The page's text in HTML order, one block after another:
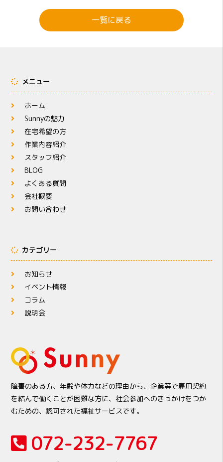
一覧に戻る
メニュー
ホーム
Sunnyの魅力
在宅希望の方
作業内容紹介
スタッフ紹介
BLOG
よくある質問
会社概要
お問い合わせ
カテゴリー
お知らせ
イベント情報
コラム
説明会
障害のある方、年齢や体力などの理由から、企業等で雇用契約
を結んで働くことが困難な方に、社会参加へのきっかけをつか
むための、認可された福祉サービスです。
072-232-7767